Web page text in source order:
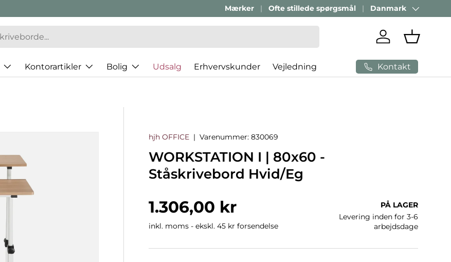
Mærker Ofte stillede spørgsmål Land/Region
Danmark
Log ind
Kontorartikler Bolig Udsalg Erhvervskunder Vejledning Kontakt
hjh OFFICE |Varenummer: 830069
WORKSTATION I | 80x60 -
Ståskrivebord Hvid/Eg
Normalpris
1.306,00 kr
inkl. moms - ekskl. 45 kr forsendelse
PÅ LAGER
Levering inden for 3-6
arbejdsdage